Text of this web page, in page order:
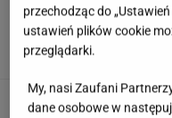
Nowe
sieci.
Autorzy:
MAIKOWSKI
przechodząc do
ustawień plików cookie
przeglądarki.
My, nasi Zaufani
dane osobowe w